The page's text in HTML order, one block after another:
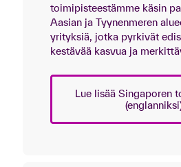
toimipisteestämme käsin
Aasian ja Tyynenmeren
yrityksiä, jotka pyrkivät
kestävää kasvua ja
Lue lisää Singaporen